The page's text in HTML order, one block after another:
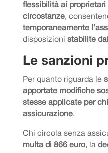
flessibilità ai
circostanze,
temporaneamente
disposizioni stabilite
Le sanzioni
Per quanto riguarda le
apportate modifiche
stesse applicate per
assicurazione.
Chi circola senza
multa di 866 euro, la